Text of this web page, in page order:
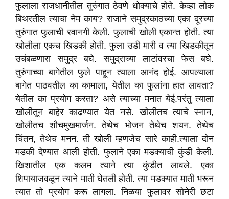
फुलाला राजधानीतील तुरुंगात ठेवणे धोक्याचे होते. केव्हा लोक
बिथरतील त्याचा नेम काय? राजाने समुद्रकाठच्या एका दूरच्या
तुरुंगात फुलाची रवानगी केली. फुलाची खोली एकान्त होती. त्या
खोलीला एकच खिडकी होती. फुला उडी मारी व त्या खिडकीतून
उचंबळणारा समुद्र बघे. समुद्राच्या लाटांवरचा फेस बघे.
तुरुंगाच्या बागेतील फुले पाहून त्याला आनंद होई. आपल्याला
बागेत पाठवतील का कामाला, येतील का फुलांना हात लावता?
येतील का प्रयोग करता? असे त्याच्या मनात येई.परंतु त्याला
खोलीतून बाहेर काढण्यात येत नसे. खोलीतच त्याचे स्नान,
खोलीतच शौचमुखमार्जन. तेथेच भोजन तेथेच शयन. तेथेच
चिंतन, तेथेच मनन. ती खोली म्हणजेच सारे काही.त्याला दोन
मडकी देण्यात आली होती. फुलाने एका मडक्याची कुंडी केली.
खिशातील एक कलम त्याने त्या कुंडीत लावले. एका
शिपायाजवळून त्याने माती घेतली होती. त्या मडक्यात माती भरून
त्यात तो प्रयोग करू लागला. निळया फुलावर सोनेरी छटा